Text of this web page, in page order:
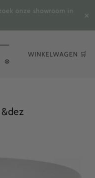
onze showroom in
✕
WINKELWAGEN 🛒